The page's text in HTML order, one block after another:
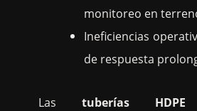
monitoreo en
Ineficiencias
de respuesta
Las tuberías HDPE